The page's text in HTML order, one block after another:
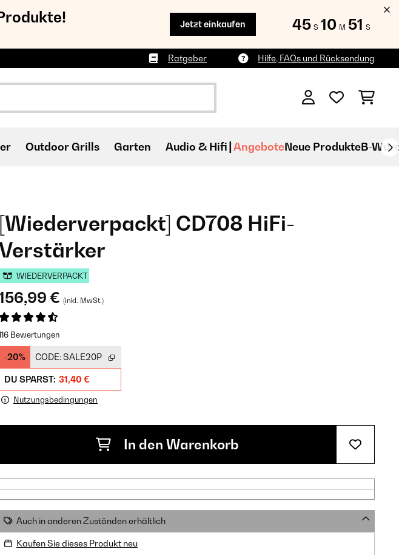
Jetzt einkaufen 45 S 10 M 49 S
Ratgeber Hilfe, FAQs und Rücksendung
Outdoor Grills Garten Audio & Hifi AngeboteNeue ProdukteB-
[Wiederverpackt] CD708 HiFi-
WIEDERVERPACKT
€ (inkl. MwSt.)
Bewertungen
-20% CODE:SALE20P
DU SPARST: 31,40 €
Nutzungsbedingungen
In den Warenkorb
Auch in anderen Zuständen erhältlich
Kaufen Sie dieses Produkt neu